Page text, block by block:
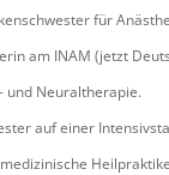
für
am INAM (jetzt
und Neuraltherapie.
auf einer